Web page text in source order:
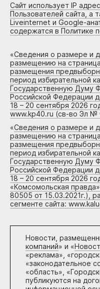
Сайт использует IP
Пользователей сайта, а
Liveinternet и Google-
содержатся в Политике
«Сведения о размере и
размещению на
размещения
период избирательной
Государственную Думу
Российской Федерации
18 – 20 сентября 2026
www.kp40.ru (св-во Эл №
«Сведения о размере и
размещению на
размещения
период избирательной
Государственную Думу
Российской Федерации
18 – 20 сентября 2026
«Комсомольская
80505 от 15.03.2021г.),
сегменте сайта:
Новости,
компаний» и «
«реклама»,
«законодательное
«область»,
публикуются на